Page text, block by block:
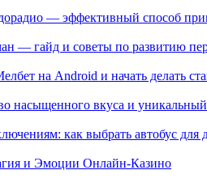
— эффективный способ
— гайд и советы по развитию
на Android и начать делать
насыщенного вкуса и
как выбрать автобус для
и Эмоции Онлайн-Казино